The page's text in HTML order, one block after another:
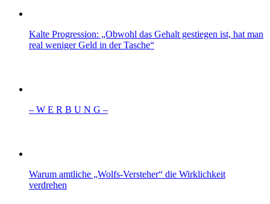
Kalte Progression: „Obwohl das Gehalt gestiegen ist, hat man
real weniger Geld in der Tasche“
– W Ε R Β U Ν G –
Warum amtliche „Wolfs-Versteher“ die Wirklichkeit
verdrehen